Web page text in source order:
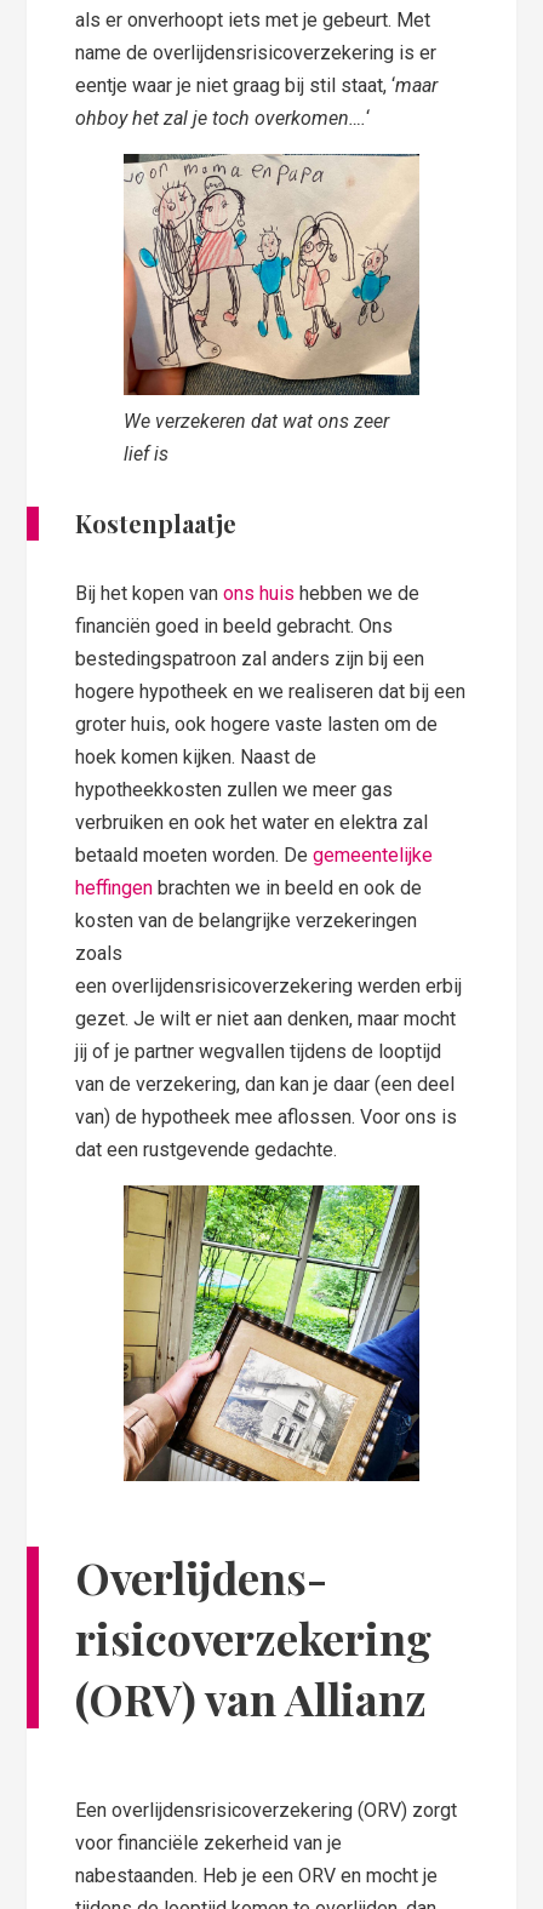
als er onverhoopt iets met je gebeurt. Met
name de overlijdensrisicoverzekering is er
eentje waar je niet graag bij stil staat, ‘maar
ohboy het zal je toch overkomen….‘
We verzekeren dat wat ons zeer
lief is
Kostenplaatje
Bij het kopen vanons huis hebben we de
financiën goed in beeld gebracht. Ons
bestedingspatroon zal anders zijn bij een
hogere hypotheek en we realiseren dat bij een
groter huis, ook hogere vaste lasten om de
hoek komen kijken. Naast de
hypotheekkosten zullen we meer gas
verbruiken en ook het water en elektra zal
betaald moeten worden. Degemeentelijke
heffingen brachten we in beeld en ook de
kosten van de belangrijke verzekeringen
zoals
een overlijdensrisicoverzekering werden erbij
gezet. Je wilt er niet aan denken, maar mocht
jij of je partner wegvallen tijdens de looptijd
van de verzekering, dan kan je daar (een deel
van) de hypotheek mee aflossen. Voor ons is
dat een rustgevende gedachte.
Overlijdens­
risicoverzekering
(ORV) van Allianz
Een overlijdensrisicoverzekering (ORV) zorgt
voor financiële zekerheid van je
nabestaanden. Heb je een ORV en mocht je